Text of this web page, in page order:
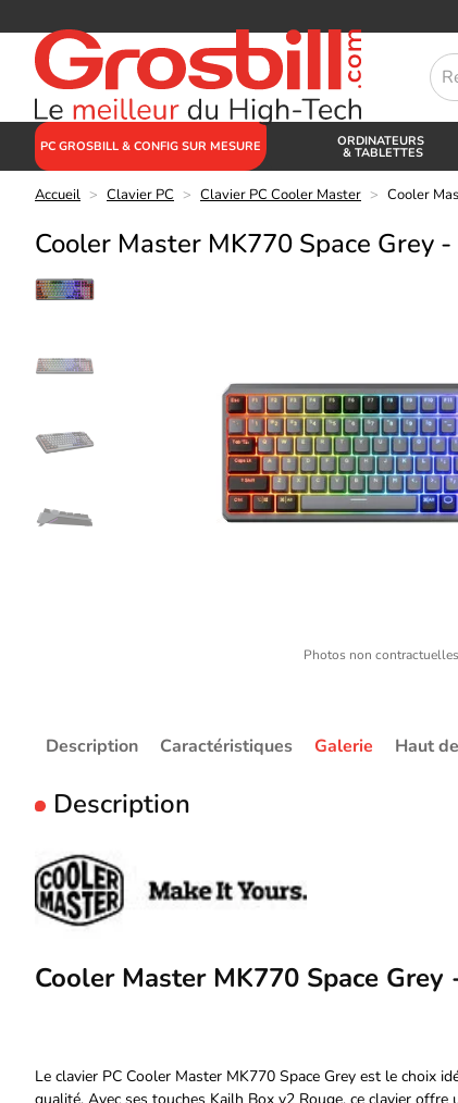
PC GROSBILL & CONFIG SUR MESURE ORDINATEURS
& TABLETTES
Accueil > Clavier PC > Clavier PC Cooler Master > Cooler
Cooler Master MK770 Space Grey
Photos non
Description Caractéristiques Galerie Haut
Description
Cooler Master MK770 Space
Le clavier PC Cooler Master MK770 Space Grey est le choix
qualité. Avec ses touches Kailh Box v2 Rouge, ce clavier